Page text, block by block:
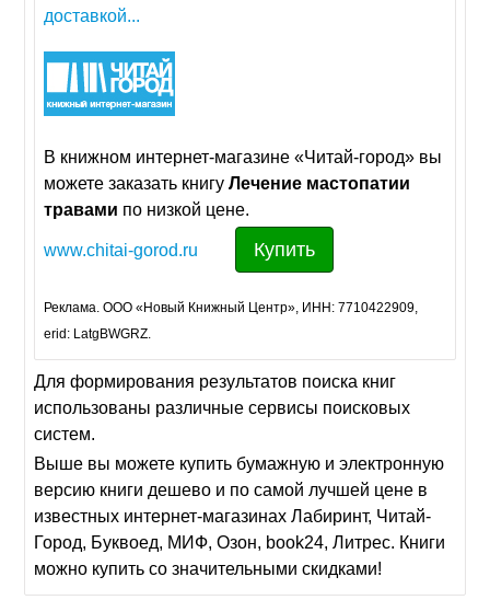
доставкой...
В книжном интернет-магазине «Читай-город» вы
можете заказать книгуЛечение мастопатии
травами по низкой цене.
www.chitai-gorod.ru Купить
Реклама. ООО «Новый Книжный Центр», ИНН: 7710422909,
erid: LatgBWGRZ.
Для формирования результатов поиска книг
использованы различные сервисы поисковых
систем.
Выше вы можете купить бумажную и электронную
версию книги дешево и по самой лучшей цене в
известных интернет-магазинах Лабиринт, Читай-
Город, Буквоед, МИФ, Озон, book24, Литрес. Книги
можно купить со значительными скидками!